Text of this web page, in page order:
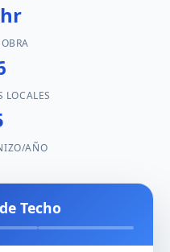
LOCALES
AÑO
Techo